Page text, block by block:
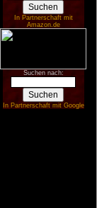
In Partnerschaft mit
Amazon.de
Suchen nach:
In Partnerschaft mit Google